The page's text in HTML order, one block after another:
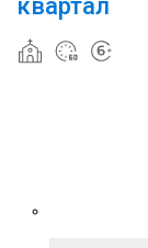
квартал